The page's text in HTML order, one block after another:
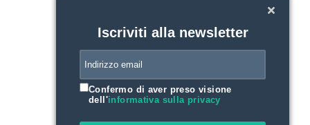
Iscriviti alla newsletter
Confermo di aver preso visione
dell'informativa sulla privacy